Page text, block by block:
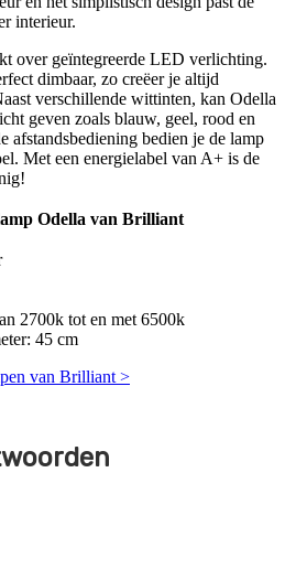
interieur.
over geïntegreerde LED verlichting.
dimbaar, zo creëer je altijd
verschillende wittinten, kan Odella
geven zoals blauw, geel, rood en
afstandsbediening bedien je de lamp
Met een energielabel van A+ is de
Odella van Brilliant
2700k tot en met 6500k
45 cm
van Brilliant >